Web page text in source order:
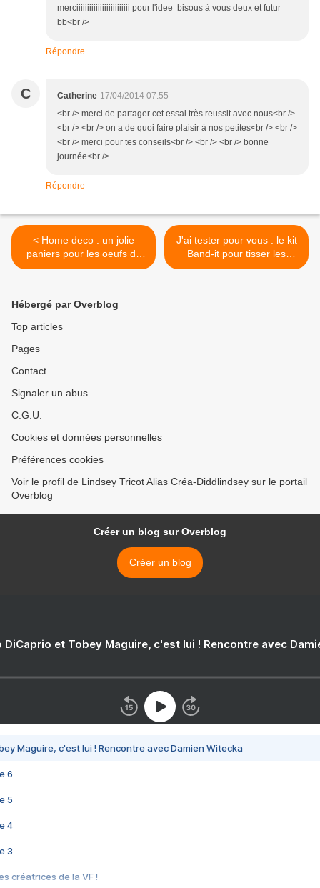
merciiiiiiiiiiiiiiiiiiiiiiiii pour l'idee bisous à vous deux et futur
bb<br />
Répondre
C Catherine 17/04/2014 07:55
<br /> merci de partager cet essai très reussit avec nous<br />
<br /> <br /> on a de quoi faire plaisir à nos petites<br /> <br />
<br /> merci pour tes conseils<br /> <br /> <br /> bonne
journée<br />
Répondre
< Home deco : un jolie
paniers pour les oeufs de
Pâques
J'ai tester pour vous : le kit
Band-it pour tisser les
élastiques tip rainbow loom
Hébergé par Overblog
Top articles
Pages
Contact
Signaler un abus
C.G.U.
Cookies et données personnelles
Préférences cookies
Voir le profil de Lindsey Tricot Alias Créa-Diddlindsey sur le portail
Overblog
Créer un blog sur Overblog
Créer un blog
DiCaprio et Tobey Maguire, c'est lui ! Rencontre avec
Maguire, c'est lui ! Rencontre avec Damien Witecka
6
5
4
3
créatrices de la VF !